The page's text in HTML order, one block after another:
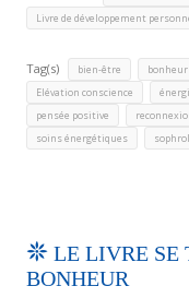
Livre de développement
Tag(s) bien-être bonheur
Elévation conscience
pensée positive
soins énergétiques
LE LIVRE SE
BONHEUR